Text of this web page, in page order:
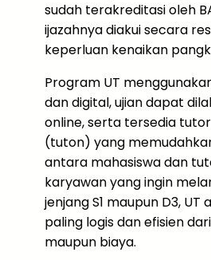
sudah terakreditasi oleh
ijazahnya diakui secara
keperluan kenaikan
Program UT
dan digital, ujian dapat
online, serta tersedia
(tuton) yang
antara mahasiswa dan
karyawan yang ingin
jenjang S1 maupun D3, UT
paling logis dan efisien
maupun biaya.